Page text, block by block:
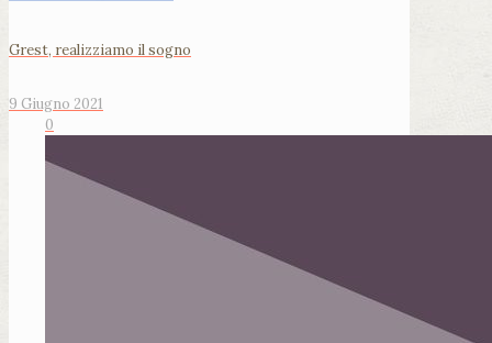
Grest, realizziamo il sogno
9 Giugno 2021
0